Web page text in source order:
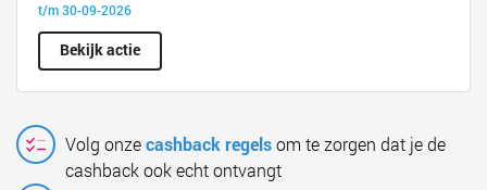
t/m 30-09-2026
Bekijk actie
Volg onzecashback regelsom te zorgen dat je de
cashback ook echt ontvangt